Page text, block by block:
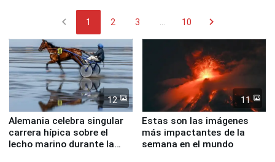
chevron_left 1 2 3 10 chevron_right
12
Alemania celebra singular
carrera hípica sobre el
lecho marino durante la
11
Estas son las imágenes
más impactantes de la
semana en el mundo